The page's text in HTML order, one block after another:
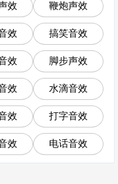
效 鞭炮声效
效 搞笑音效
效 脚步声效
效 水滴音效
效 打字音效
效 电话音效